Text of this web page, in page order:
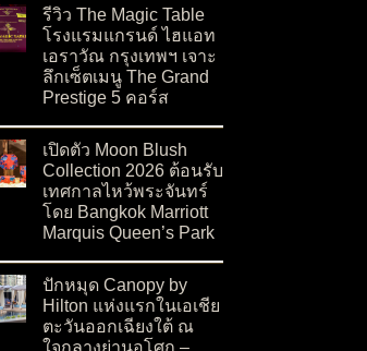
รีวิว The Magic Table
โรงแรมแกรนด์ ไฮแอท
เอราวัณ กรุงเทพฯ เจาะ
ลึกเซ็ตเมนู The Grand
Prestige 5 คอร์ส
เปิดตัว Moon Blush
Collection 2026 ต้อนรับ
เทศกาลไหว้พระจันทร์
โดย Bangkok Marriott
Marquis Queen’s Park
ปักหมุด Canopy by
Hilton แห่งแรกในเอเชีย
ตะวันออกเฉียงใต้ ณ
ใจกลางย่านอโศก –